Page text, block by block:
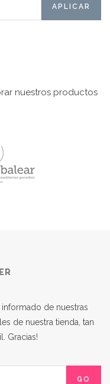
nuestros productos
de nuestras
de nuestra tienda, tan
Gracias!
GO